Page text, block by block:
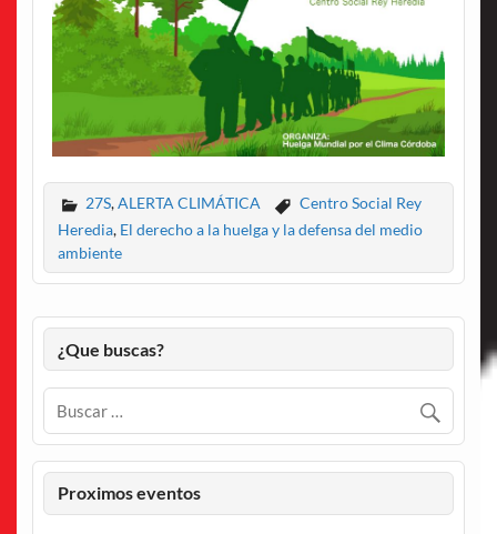
27S,ALERTA CLIMÁTICA
Centro Social Rey
Heredia, El derecho a la huelga y la defensa del medio
ambiente
¿Que buscas?
Proximos eventos